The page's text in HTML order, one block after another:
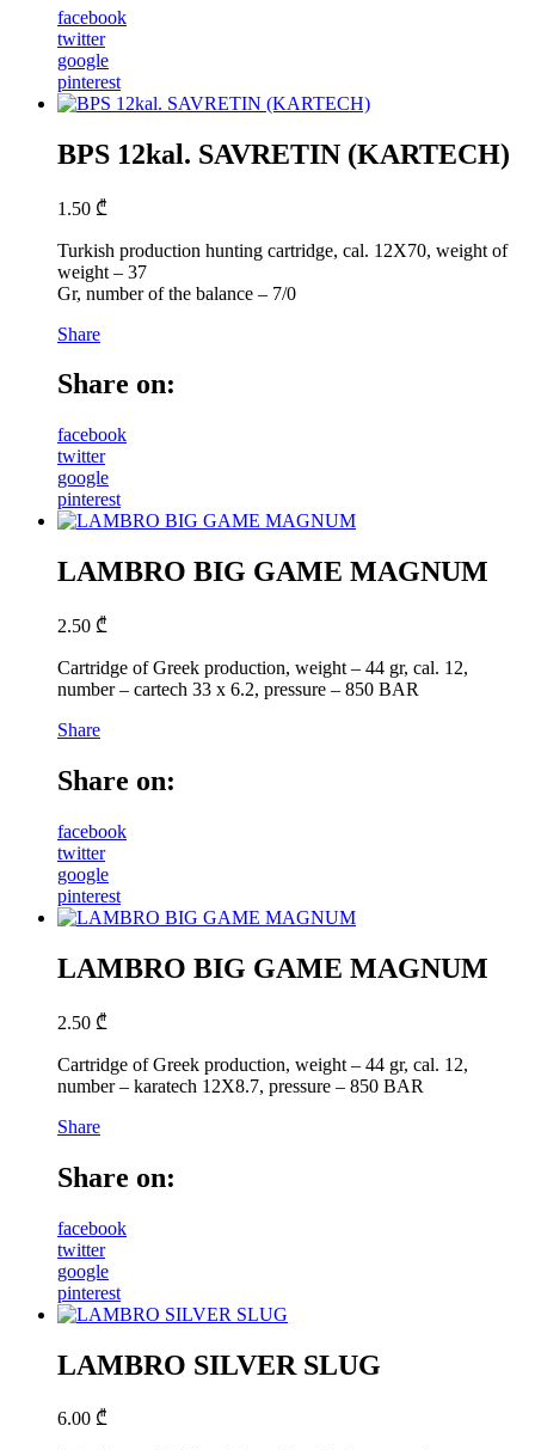
facebook
twitter
google
pinterest
BPS 12kal. SAVRETIN (KARTECH)
1.50 ₾
Turkish production hunting cartridge, cal. 12X70, weight of
weight – 37
Gr, number of the balance – 7/0
Share
Share on:
facebook
twitter
google
pinterest
LAMBRO BIG GAME MAGNUM
2.50 ₾
Cartridge of Greek production, weight – 44 gr, cal. 12,
number – cartech 33 x 6.2, pressure – 850 BAR
Share
Share on:
facebook
twitter
google
pinterest
LAMBRO BIG GAME MAGNUM
2.50 ₾
Cartridge of Greek production, weight – 44 gr, cal. 12,
number – karatech 12X8.7, pressure – 850 BAR
Share
Share on:
facebook
twitter
google
pinterest
LAMBRO SILVER SLUG
6.00 ₾